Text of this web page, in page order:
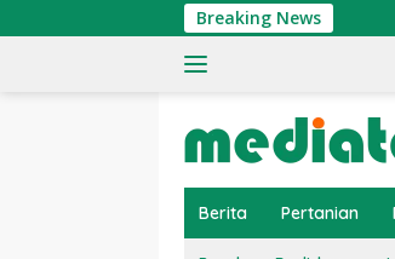
ke
Breaking News
Berita Pertanian